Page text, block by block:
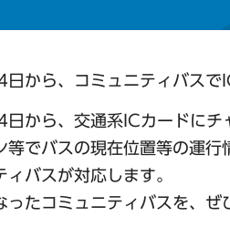
から、コミュニティバスで
から、交通系ICカードにチ
等でバスの現在位置等の運
ィバスが対応します。
ったコミュニティバスを、ぜ